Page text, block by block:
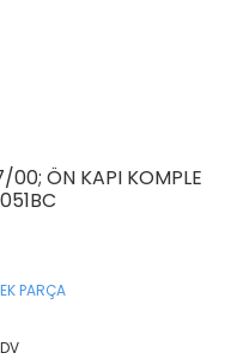
ÖN KAPI KOMPLE
PARÇA